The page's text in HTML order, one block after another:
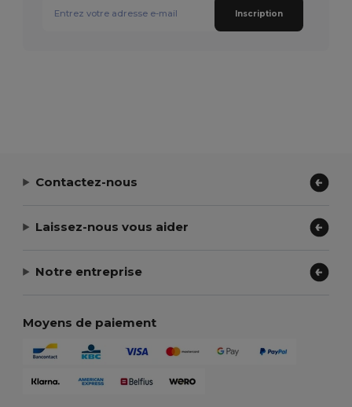
Inscription
Contactez-nous
Laissez-nous vous aider
Notre entreprise
Moyens de paiement